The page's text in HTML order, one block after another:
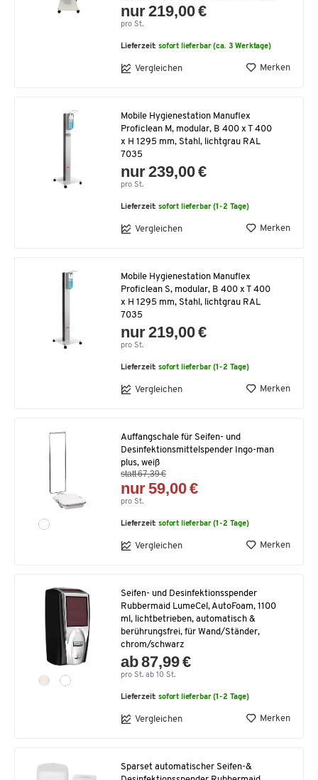
nur 219,00 €
pro St.
Lieferzeit:sofort lieferbar (ca. 3 Werktage)
Vergleichen Merken
Mobile Hygienestation Manuflex
Proficlean M, modular, B 400 x T 400
x H 1295 mm, Stahl, lichtgrau RAL
7035
nur 239,00 €
pro St.
Lieferzeit:sofort lieferbar (1-2 Tage)
Vergleichen Merken
Mobile Hygienestation Manuflex
Proficlean S, modular, B 400 x T 400
x H 1295 mm, Stahl, lichtgrau RAL
7035
nur 219,00 €
pro St.
Lieferzeit:sofort lieferbar (1-2 Tage)
Vergleichen Merken
Auffangschale für Seifen- und
Desinfektionsmittelspender Ingo-man
plus, weiß
statt 67,39 €
nur 59,00 €
pro St.
Lieferzeit:sofort lieferbar (1-2 Tage)
Vergleichen Merken
Seifen- und Desinfektionsspender
Rubbermaid LumeCel, AutoFoam, 1100
ml, lichtbetrieben, automatisch &
berührungsfrei, für Wand/Ständer,
chrom/schwarz
ab 87,99 €
pro St. ab 10 St.
Lieferzeit:sofort lieferbar (1-2 Tage)
Vergleichen Merken
Sparset automatischer Seifen-&